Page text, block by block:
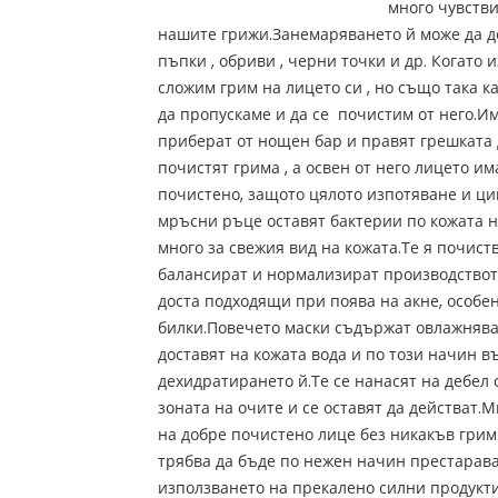
много
нашите грижи.Занемаряването й може да
пъпки , обриви , черни точки и др. Когато
сложим грим на лицето си , но също така
да пропускаме и да се почистим от
приберат от нощен бар и правят грешката
почистят грима , а освен от него лицето
почистено, защото цялото изпотяване и
мръсни ръце оставят бактерии по кожата
много за свежия вид на кожата.Те я
балансират и нормализират
доста подходящи при поява на акне,
билки.Повечето маски съдържат
доставят на кожата вода и по този начин
дехидратирането й.Те се нанасят на дебел
зоната на очите и се оставят да
на добре почистено лице без никакъв
трябва да бъде по нежен начин
използването на прекалено силни